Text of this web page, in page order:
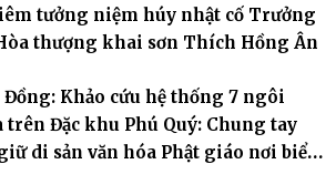
tưởng niệm húy nhật cố Trưởng
thượng khai sơn Thích Hồng Ân
Đồng: Khảo cứu hệ thống 7 ngôi
trên Đặc khu Phú Quý: Chung tay
di sản văn hóa Phật giáo nơi biển